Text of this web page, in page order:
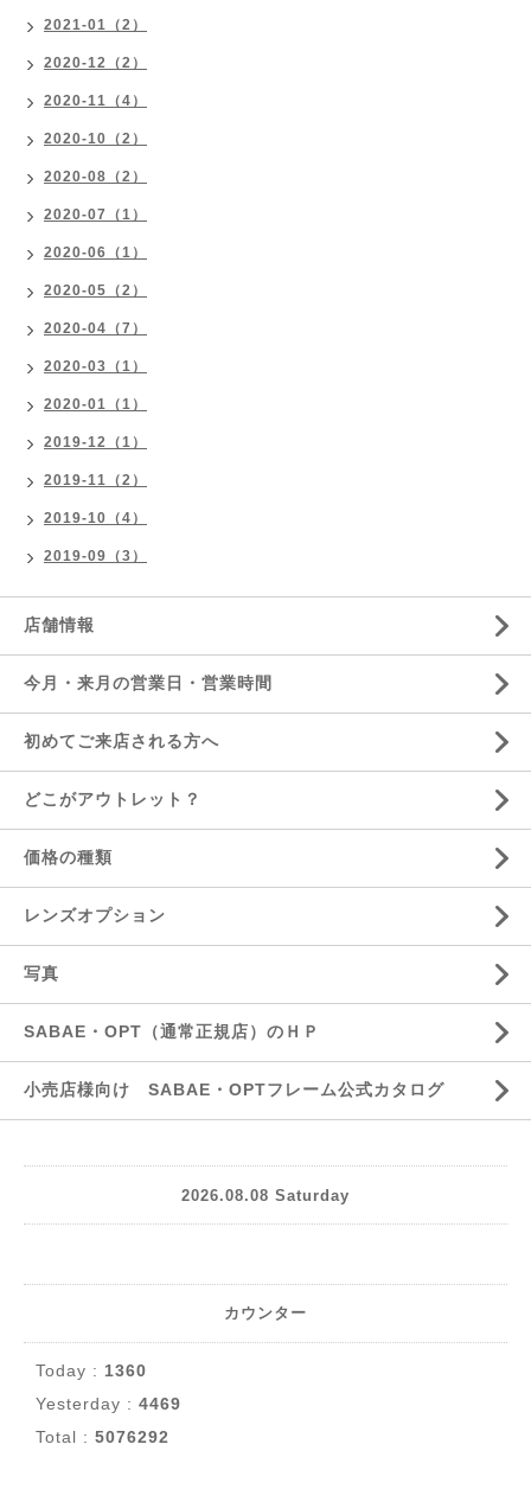
2021-01（2）
2020-12（2）
2020-11（4）
2020-10（2）
2020-08（2）
2020-07（1）
2020-06（1）
2020-05（2）
2020-04（7）
2020-03（1）
2020-01（1）
2019-12（1）
2019-11（2）
2019-10（4）
2019-09（3）
店舗情報
今月・来月の営業日・営業時間
初めてご来店される方へ
どこがアウトレット？
価格の種類
レンズオプション
写真
SABAE・OPT（通常正規店）のＨＰ
小売店様向け SABAE・OPTフレーム公式カタログ
2026.08.08 Saturday
カウンター
Today : 1360
Yesterday : 4469
Total : 5076292